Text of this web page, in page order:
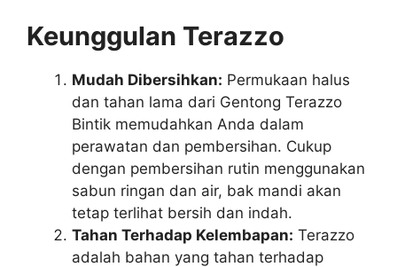
Keunggulan Terazzo
Mudah Dibersihkan: Permukaan halus
dan tahan lama dari Gentong Terazzo
Bintik memudahkan Anda dalam
perawatan dan pembersihan. Cukup
dengan pembersihan rutin menggunakan
sabun ringan dan air, bak mandi akan
tetap terlihat bersih dan indah.
Tahan Terhadap Kelembapan: Terazzo
adalah bahan yang tahan terhadap